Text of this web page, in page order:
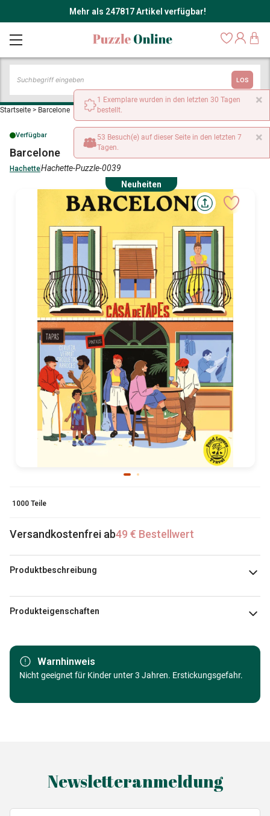
Mehr als 247817 Artikel verfügbar!
LOS
Startseite > Barcelone
Verfügbar
Barcelone
HachetteHachette-Puzzle-0039
Neuheiten
1000 Teile
Versandkostenfrei ab49 € Bestellwert
Produktbeschreibung
FoodLoversTravel
Produkteigenschaften
Marke Hachette
Alter
Puzzle für Erwachsene (500 bis
Teileanzahl
Warnhinweis
Nicht geeignet für Kinder unter 3 Jahren. Erstickungsgefahr.
Newsletteranmeldung
×
1 Exemplare wurden in den letzten 30 Tagen
bestellt.
×
53 Besuch(e) auf dieser Seite in den letzten 7
Tagen.